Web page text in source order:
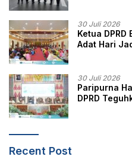
30 Juli 2026
Ketua
Adat Hari
30 Juli 2026
Paripurna
DPRD
Recent Post